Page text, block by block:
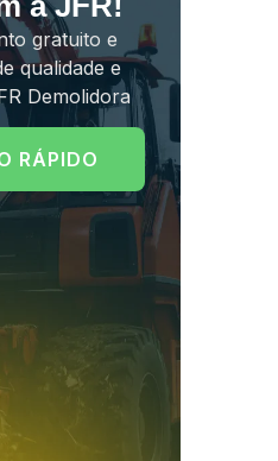
gratuito e
qualidade e
Demolidora
RÁPIDO